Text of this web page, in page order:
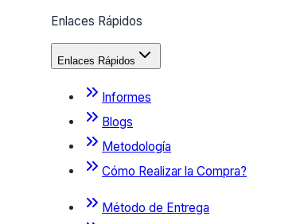
Enlaces Rápidos
Enlaces Rápidos
Informes
Blogs
Metodología
Cómo Realizar la Compra?
Método de Entrega